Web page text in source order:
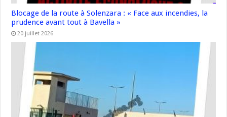
Blocage de la route à Solenzara : « Face aux incendies, la
prudence avant tout à Bavella »
20 juillet 2026